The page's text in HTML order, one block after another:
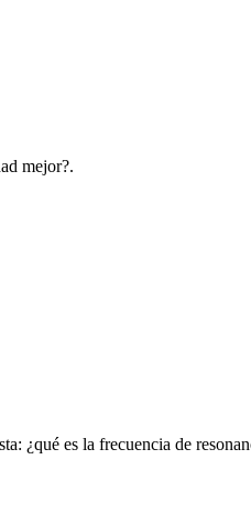
mejor?.
¿qué es la frecuencia de